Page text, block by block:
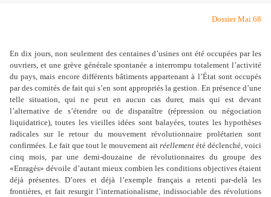
Dossier Mai 68
En dix jours, non seulement des centaines d’usines ont été occupées par les
ouvriers, et une grève générale spontanée a interrompu totalement l’activité
du pays, mais encore différents bâtiments appartenant à l’État sont occupés
par des comités de fait qui s’en sont appropriés la gestion. En présence d’une
telle situation, qui ne peut en aucun cas durer, mais qui est devant
l’alternative de s’étendre ou de disparaître (répression ou négociation
liquidatrice), toutes les vieilles idées sont balayées, toutes les hypothèses
radicales sur le retour
du mouvement révolutionnaire prolétarien sont
confirmées. Le fait que tout le mouvement ait réellement été déclenché, voici
cinq mois, par une demi-douzaine de révolutionnaires du groupe des
«Enragés» dévoile d’autant mieux combien les conditions objectives étaient
déjà présentes. D’ores et déjà l’exemple français a retenti par-delà les
frontières, et fait resurgir l’internationalisme, indissociable des révolutions